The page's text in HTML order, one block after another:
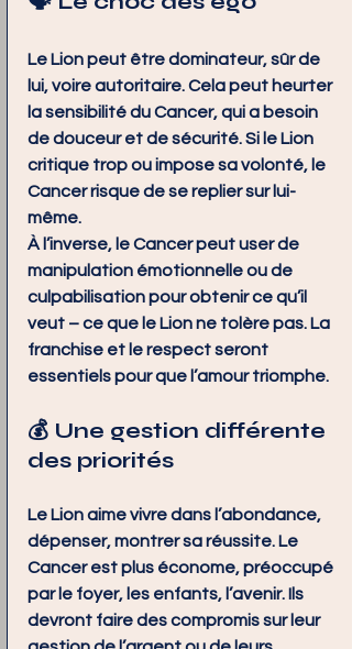
Le Lion peut être dominateur, sûr de
lui, voire autoritaire. Cela peut heurter
la sensibilité du Cancer, qui a besoin
de douceur et de sécurité. Si le Lion
critique trop ou impose sa volonté, le
Cancer risque de se replier sur lui-
même.
À l’inverse, le Cancer peut user de
manipulation émotionnelle ou de
culpabilisation pour obtenir ce qu’il
veut – ce que le Lion ne tolère pas. La
franchise et le respect seront
essentiels pour que l’amour triomphe.
💰 Une gestion différente
des priorités
Le Lion aime vivre dans l’abondance,
dépenser, montrer sa réussite. Le
Cancer est plus économe, préoccupé
par le foyer, les enfants, l’avenir. Ils
devront faire des compromis sur leur